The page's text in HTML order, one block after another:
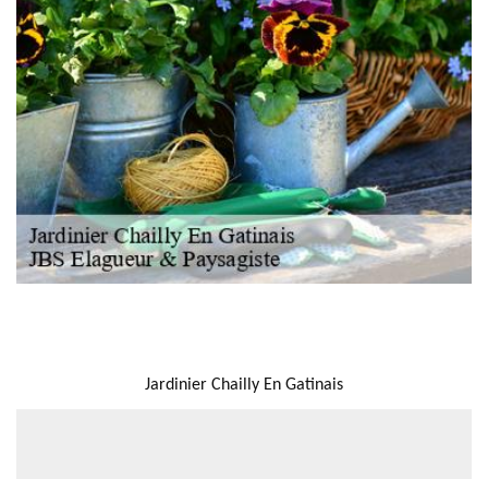
Jardinier Chailly En Gatinais